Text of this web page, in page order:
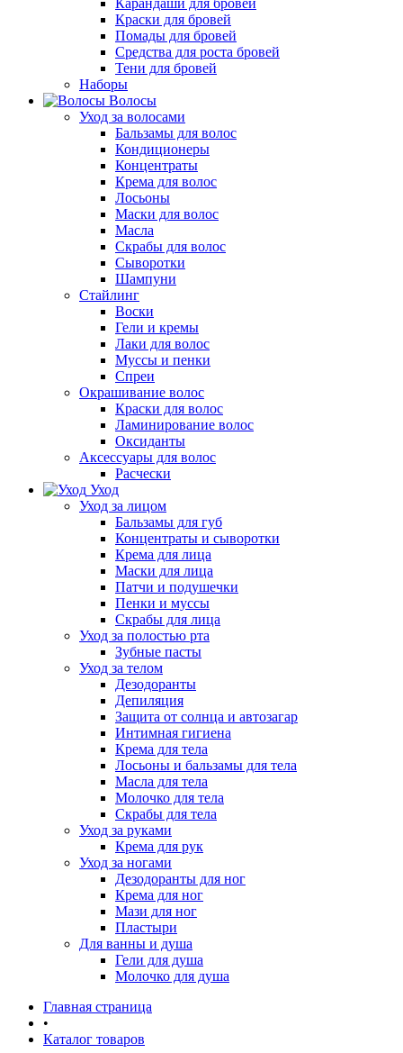
Карандаши для бровей
Краски для бровей
Помады для бровей
Средства для роста бровей
Тени для бровей
Наборы
Волосы
Уход за волосами
Бальзамы для волос
Кондиционеры
Концентраты
Крема для волос
Лосьоны
Маски для волос
Масла
Скрабы для волос
Сыворотки
Шампуни
Стайлинг
Воски
Гели и кремы
Лаки для волос
Муссы и пенки
Спреи
Окрашивание волос
Краски для волос
Ламинирование волос
Оксиданты
Аксессуары для волос
Расчески
Уход
Уход за лицом
Бальзамы для губ
Концентраты и сыворотки
Крема для лица
Маски для лица
Патчи и подушечки
Пенки и муссы
Скрабы для лица
Уход за полостью рта
Зубные пасты
Уход за телом
Дезодоранты
Депиляция
Защита от солнца и автозагар
Интимная гигиена
Крема для тела
Лосьоны и бальзамы для тела
Масла для тела
Молочко для тела
Скрабы для тела
Уход за руками
Крема для рук
Уход за ногами
Дезодоранты для ног
Крема для ног
Мази для ног
Пластыри
Для ванны и душа
Гели для душа
Молочко для душа
Главная страница
•
Каталог товаров